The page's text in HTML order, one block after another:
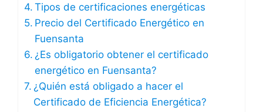
Tipos de certificaciones energéticas
Precio del Certificado Energético en
Fuensanta
¿Es obligatorio obtener el certificado
energético en Fuensanta?
¿Quién está obligado a hacer el
Certificado de Eficiencia Energética?